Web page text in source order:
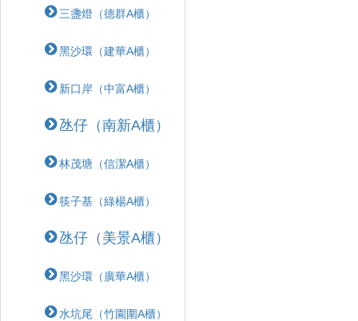
三盞燈（德群A櫃）
黑沙環（建華A櫃）
新口岸（中富A櫃）
氹仔（南新A櫃）
林茂塘（信潔A櫃）
筷子基（綠楊A櫃）
氹仔（美景A櫃）
黑沙環（廣華A櫃）
水坑尾（竹園圍A櫃）